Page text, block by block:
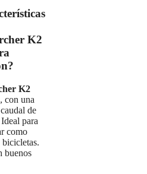
K2
K2
con una
de
para
como
buenos